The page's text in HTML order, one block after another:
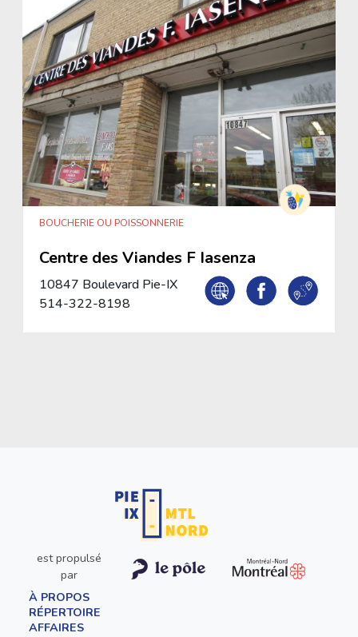
BOUCHERIE OU POISSONNERIE
Centre des Viandes F Iasenza
10847 Boulevard Pie-IX
514-322-8198
est propulsé
par
À PROPOS
RÉPERTOIRE
AFFAIRES